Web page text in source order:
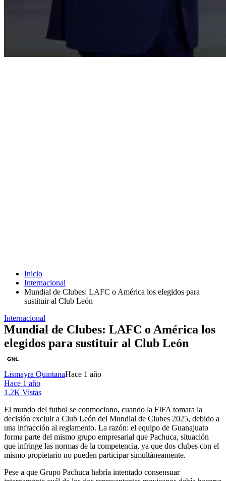
Inicio
Internacional
Mundial de Clubes: LAFC o América los elegidos para
sustituir al Club León
Internacional
Mundial de Clubes: LAFC o América los
elegidos para sustituir al Club León
Lismayra QuintanaHace 1 año
Hace 1 año
1,2K Vistas
El mundo del futbol se conmociono, cuando la FIFA tomara la
decisión excluir a Club León del Mundial de Clubes 2025, debido a
una infracción al reglamento. La razón: el equipo de Guanajuato
forma parte del mismo grupo empresarial que Pachuca, situación
que infringe las normas de la competencia, ya que dos clubes con el
mismo propietario no pueden participar simultáneamente.
Pese a que Grupo Pachuca habría intentado consensuar